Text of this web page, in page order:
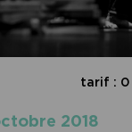
tarif : 0
2018